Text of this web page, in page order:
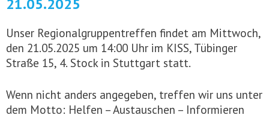
21.05.2025
Unser Regionalgruppentreffen findet am Mittwoch,
den 21.05.2025 um 14:00 Uhr im KISS, Tübinger
Straße 15, 4. Stock in Stuttgart statt.
Wenn nicht anders angegeben, treffen wir uns unter
dem Motto: Helfen – Austauschen – Informieren